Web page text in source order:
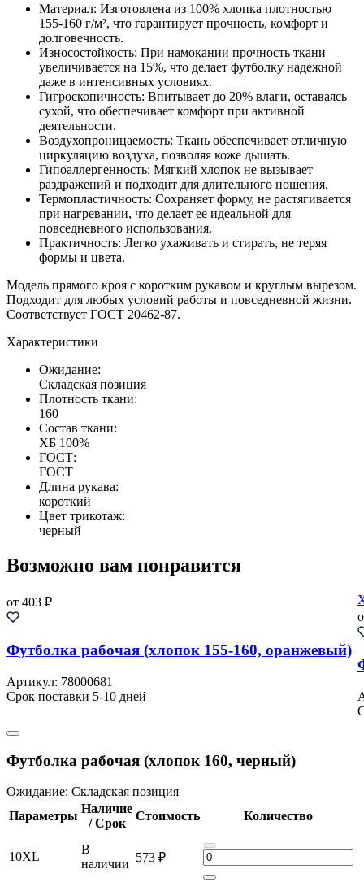
Материал: Изготовлена из 100% хлопка плотностью
155-160 г/м², что гарантирует прочность, комфорт и
долговечность.
Износостойкость: При намокании прочность ткани
увеличивается на 15%, что делает футболку надежной
даже в интенсивных условиях.
Гигроскопичность: Впитывает до 20% влаги, оставаясь
сухой, что обеспечивает комфорт при активной
деятельности.
Воздухопроницаемость: Ткань обеспечивает отличную
циркуляцию воздуха, позволяя коже дышать.
Гипоаллергенность: Мягкий хлопок не вызывает
раздражений и подходит для длительного ношения.
Термопластичность: Сохраняет форму, не растягивается
при нагревании, что делает ее идеальной для
повседневного использования.
Практичность: Легко ухаживать и стирать, не теряя
формы и цвета.
Модель прямого кроя с коротким рукавом и круглым вырезом.
Подходит для любых условий работы и повседневной жизни.
Соответствует ГОСТ 20462-87.
Характеристики
Ожидание:
Cкладская позиция
Плотность ткани:
160
Состав ткани:
ХБ 100%
ГОСТ:
ГОСТ
Длина рукава:
короткий
Цвет трикотаж:
черный
Возможно вам понравится
от 403 ₽
Футболка рабочая (хлопок 155-160, оранжевый)
Артикул: 78000681
Срок поставки 5-10 дней
Футболка рабочая (хлопок 160, черный)
Ожидание: Cкладская позиция
Параметры
Наличие
/ Срок
Стоимость Количество
10XL
В
наличии 573 ₽